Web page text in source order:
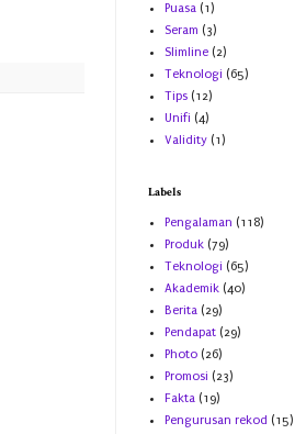
Puasa (1)
Seram (3)
Slimline (2)
Teknologi (65)
Tips (12)
Unifi (4)
Validity (1)
Labels
Pengalaman (118)
Produk (79)
Teknologi (65)
Akademik (40)
Berita (29)
Pendapat (29)
Photo (26)
Promosi (23)
Fakta (19)
Pengurusan rekod (15)